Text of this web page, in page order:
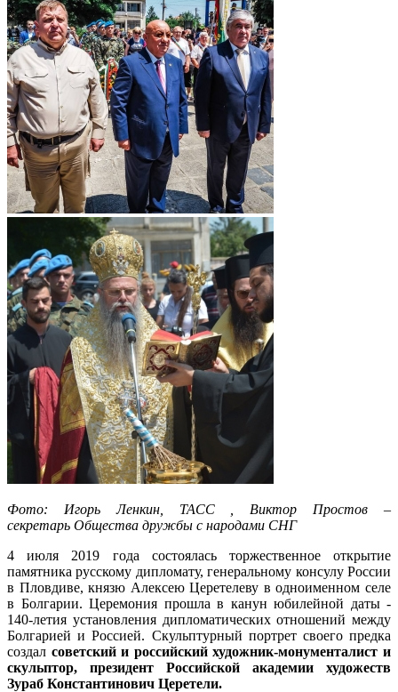
Фото: Игорь Ленкин, ТАСС , Виктор Простов –
секретарь Общества дружбы с народами СНГ
4 июля 2019 года состоялась торжественное открытие
памятника русскому дипломату, генеральному консулу России
в Пловдиве, князю Алексею Церетелеву в одноименном селе
в Болгарии. Церемония прошла в канун юбилейной даты -
140-летия установления дипломатических отношений между
Болгарией и Россией. Скульптурный портрет своего предка
создал советский и российский художник-монументалист и
скульптор, президент Российской академии художеств
Зураб Константинович Церетели.